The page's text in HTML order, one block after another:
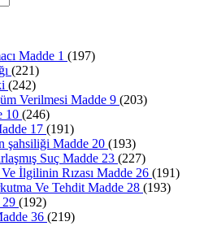
Madde 1 (197)
(221)
(242)
Verilmesi Madde 9 (203)
10 (246)
17 (191)
şahsiliği Madde 20 (193)
Suç Madde 23 (227)
İlgilinin Rızası Madde 26 (191)
Ve Tehdit Madde 28 (193)
29 (192)
36 (219)